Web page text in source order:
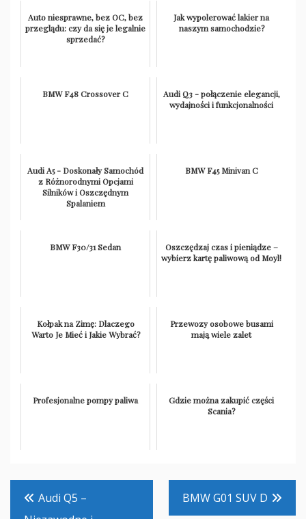
Auto niesprawne, bez OC, bez
przeglądu: czy da się je legalnie
sprzedać?
Jak wypolerować lakier na
naszym samochodzie?
BMW F48 Crossover C
Audi Q3 - połączenie elegancji,
wydajności i funkcjonalności
Audi A5 - Doskonały Samochód
z Różnorodnymi Opcjami
Silników i Oszczędnym
Spalaniem
BMW F45 Minivan C
BMW F30/31 Sedan
Oszczędzaj czas i pieniądze –
wybierz kartę paliwową od Moyl!
Kołpak na Zimę: Dlaczego
Warto Je Mieć i Jakie Wybrać?
Przewozy osobowe busami
mają wiele zalet
Profesjonalne pompy paliwa
Gdzie można zakupić części
Scania?
Nawigacja
Audi Q5 –
BMW G01 SUV D